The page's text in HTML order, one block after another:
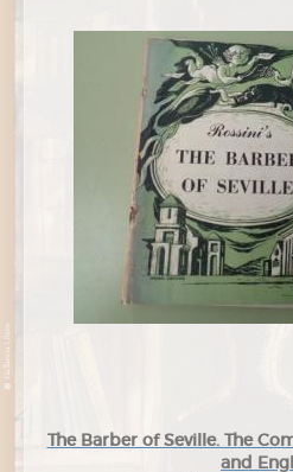
The Barber of Seville. The
and